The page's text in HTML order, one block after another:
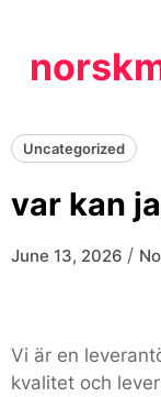
content
Uncategorized
var kan
June 13, 2026 /
Vi är en
kvalitet och